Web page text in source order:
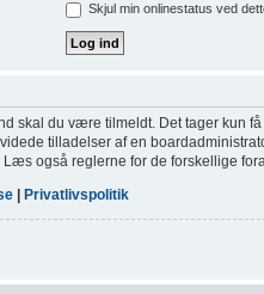
Skjul min onlinestatus ved
skal du være tilmeldt. Det tager kun
tilladelser af en
også reglerne for de forskellige
Privatlivspolitik